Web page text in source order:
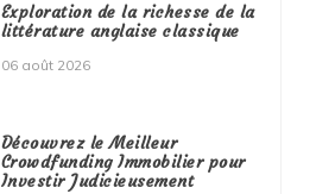
Exploration de la richesse de la
littérature anglaise classique
06 août 2026
Découvrez le Meilleur
Crowdfunding Immobilier pour
Investir Judicieusement